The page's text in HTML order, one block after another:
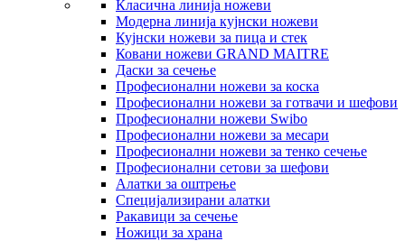
Класична линија ножеви
Модерна линија кујнски ножеви
Кујнски ножеви за пица и стек
Ковани ножеви GRAND MAITRE
Даски за сечење
Професионални ножеви за коска
Професионални ножеви за готвачи и шефови
Професионални ножеви Swibo
Професионални ножеви за месари
Професионални ножеви за тенко сечење
Професионални сетови за шефови
Алатки за оштрење
Специјализирани алатки
Ракавици за сечење
Ножици за храна